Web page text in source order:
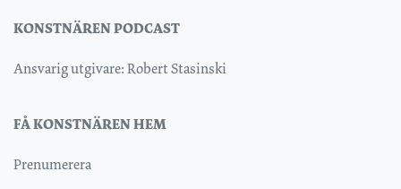
KONSTNÄREN PODCAST
Ansvarig utgivare: Robert Stasinski
FÅ KONSTNÄREN HEM
Prenumerera